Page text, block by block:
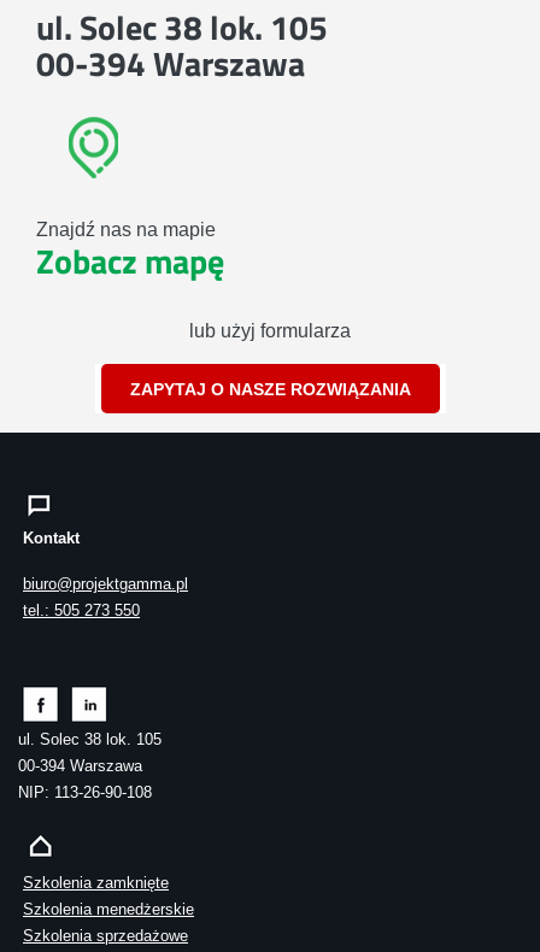
ul. Solec 38 lok. 105
00-394 Warszawa
Znajdź nas na mapie
Zobacz mapę
lub użyj formularza
ZAPYTAJ O NASZE ROZWIĄZANIA
Kontakt
biuro@projektgamma.pl
tel.: 505 273 550
ul. Solec 38 lok. 105
00-394 Warszawa
NIP: 113-26-90-108
Szkolenia zamknięte
Szkolenia menedżerskie
Szkolenia sprzedażowe